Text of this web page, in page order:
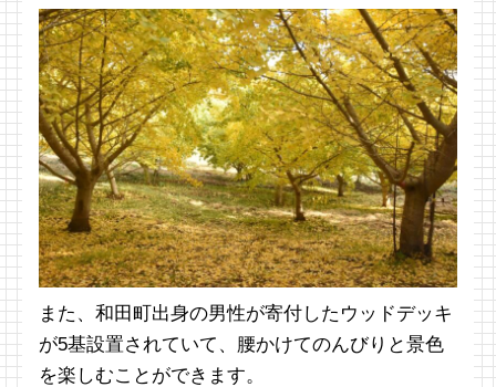
また、和田町出身の男性が寄付したウッドデッキ
が5基設置されていて、腰かけてのんびりと景色
を楽しむことができます。